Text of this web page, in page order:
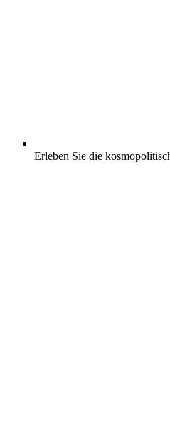
Erleben Sie die